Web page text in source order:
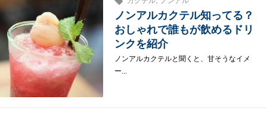
ノンアルカクテル知ってる？
おしゃれで誰もが飲めるドリ
ンクを紹介
ノンアルカクテルと聞くと、甘そうなイメ
ー...